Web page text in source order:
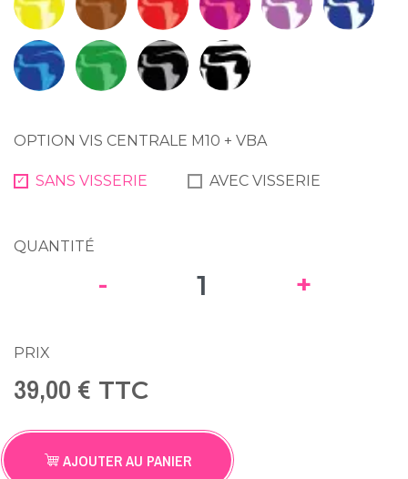
Marbré ArctikMarbré MentheMarbré Chartreux
Marbré Zebra
OPTION VIS CENTRALE M10 + VBA
SANS VISSERIE AVEC VISSERIE
QUANTITÉ
- +
PRIX
39,00 € TTC
AJOUTER AU PANIER